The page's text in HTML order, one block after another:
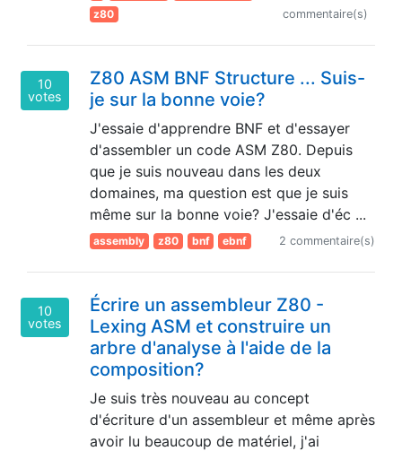
z80
commentaire(s)
10
votes
Z80 ASM BNF Structure ... Suis-
je sur la bonne voie?
J'essaie d'apprendre BNF et d'essayer
d'assembler un code ASM Z80. Depuis
que je suis nouveau dans les deux
domaines, ma question est que je suis
même sur la bonne voie? J'essaie d'éc ...
assembly z80 bnf ebnf 2 commentaire(s)
10
votes
Écrire un assembleur Z80 -
Lexing ASM et construire un
arbre d'analyse à l'aide de la
composition?
Je suis très nouveau au concept
d'écriture d'un assembleur et même après
avoir lu beaucoup de matériel, j'ai